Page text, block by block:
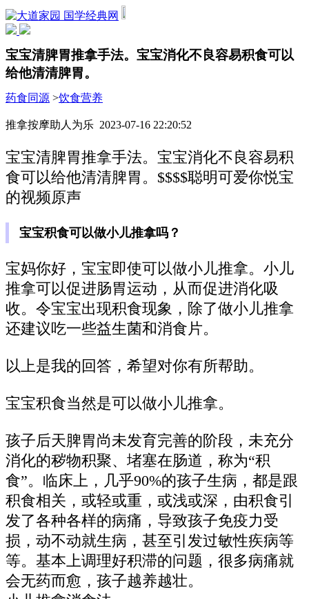
国学经典网
宝宝清脾胃推拿手法。宝宝消化不良容易积食可以
给他清清脾胃。
药食同源 >饮食营养
推拿按摩助人为乐 2023-07-16 22:20:52
宝宝清脾胃推拿手法。宝宝消化不良容易积
食可以给他清清脾胃。$$$$聪明可爱你悦宝
的视频原声
宝宝积食可以做小儿推拿吗？
宝妈你好，宝宝即使可以做小儿推拿。小儿
推拿可以促进肠胃运动，从而促进消化吸
收。令宝宝出现积食现象，除了做小儿推拿
还建议吃一些益生菌和消食片。
以上是我的回答，希望对你有所帮助。
宝宝积食当然是可以做小儿推拿。
孩子后天脾胃尚未发育完善的阶段，未充分
消化的秽物积聚、堵塞在肠道，称为“积
食”。临床上，几乎90%的孩子生病，都是跟
积食相关，或轻或重，或浅或深，由积食引
发了各种各样的病痛，导致孩子免疫力受
损，动不动就生病，甚至引发过敏性疾病等
等。基本上调理好积滞的问题，很多病痛就
会无药而愈，孩子越养越壮。